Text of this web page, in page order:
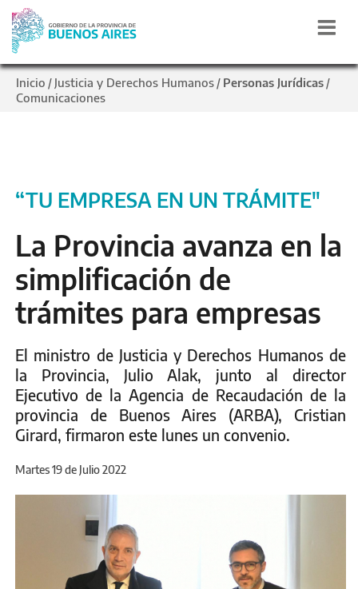
Inicio / Justicia y Derechos Humanos / Personas Jurídicas /
Comunicaciones
“TU EMPRESA EN UN TRÁMITE"
La Provincia avanza en la
simplificación de
trámites para empresas
El ministro de Justicia y Derechos Humanos de
la Provincia, Julio Alak, junto al director
Ejecutivo de la Agencia de Recaudación de la
provincia de Buenos Aires (ARBA), Cristian
Girard, firmaron este lunes un convenio.
Martes 19 de Julio 2022